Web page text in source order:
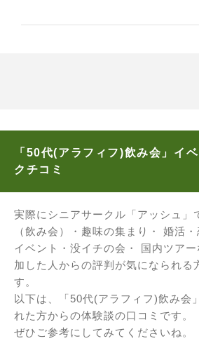
「50代(アラフィフ)飲み会」イ
クチコミ
実際にシニアサークル「アッシュ」
（飲み会）・趣味の集まり・ 婚活
イベント・没イチの会・ 国内ツア
加した人からの評判が気になられる
す。
以下は、「50代(アラフィフ)飲み会
れた方からの体験談の口コミです。
ぜひご参考にしてみてくださいね。